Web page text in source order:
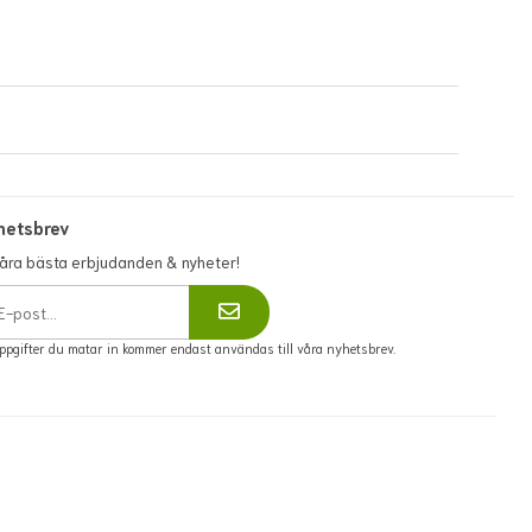
bästa erbjudanden & nyheter!
du matar in kommer endast användas till våra nyhetsbrev.